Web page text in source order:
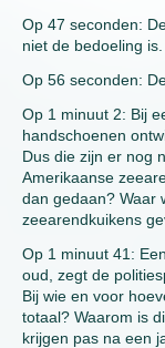
Op 47 seconden:
niet de bedoeling is.
Op 56 seconden:
Op 1 minuut 2: Bij
handschoenen
Dus die zijn er nog
Amerikaanse
dan gedaan? Waar
zeearendkuikens
Op 1 minuut 41:
oud, zegt de
Bij wie en voor
totaal? Waarom is
krijgen pas na een